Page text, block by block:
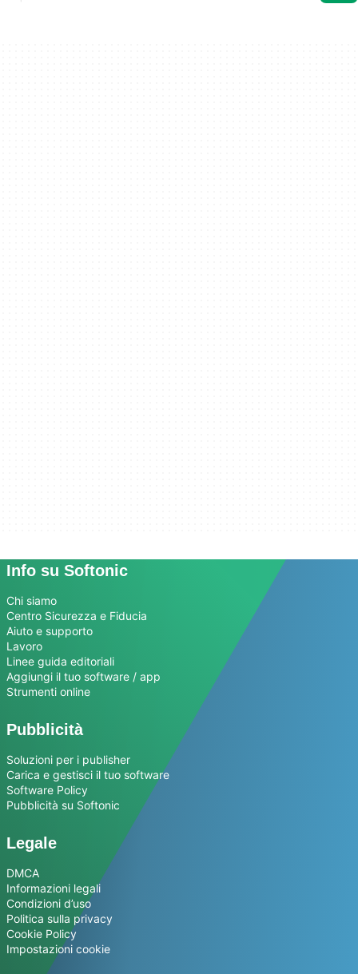
Info su Softonic
Chi siamo
Centro Sicurezza e Fiducia
Aiuto e supporto
Lavoro
Linee guida editoriali
Aggiungi il tuo software / app
Strumenti online
Pubblicità
Soluzioni per i publisher
Carica e gestisci il tuo software
Software Policy
Pubblicità su Softonic
Legale
DMCA
Informazioni legali
Condizioni d’uso
Politica sulla privacy
Cookie Policy
Impostazioni cookie